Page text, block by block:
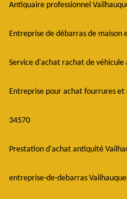
Antiquaire professionnel
Entreprise de débarras de
Service d'achat rachat de véhicule
Entreprise pour achat fourrures
34570
Prestation d'achat antiquité
entreprise-de-debarras